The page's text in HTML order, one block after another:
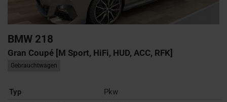
BMW 218
Gran Coupé [M Sport, HiFi, HUD, ACC, RFK]
Gebrauchtwagen
Typ
Pkw